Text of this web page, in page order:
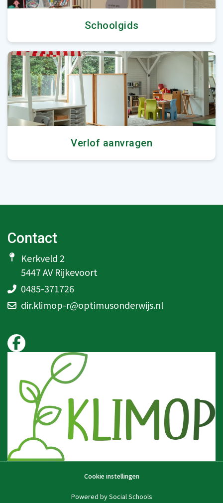
Schoolgids
Verlof aanvragen
Contact
Kerkveld 2
5447 AV Rijkevoort
0485-371726
dir.klimop-r@optimusonderwijs.nl
Cookie instellingen
Powered bySocial Schools